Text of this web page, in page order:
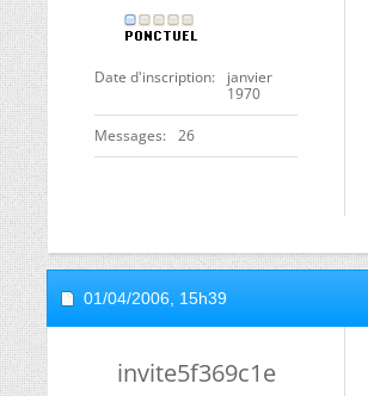
Date d'inscription
janvier
1970
Messages 26
01/04/2006, 15h39
invite5f369c1e